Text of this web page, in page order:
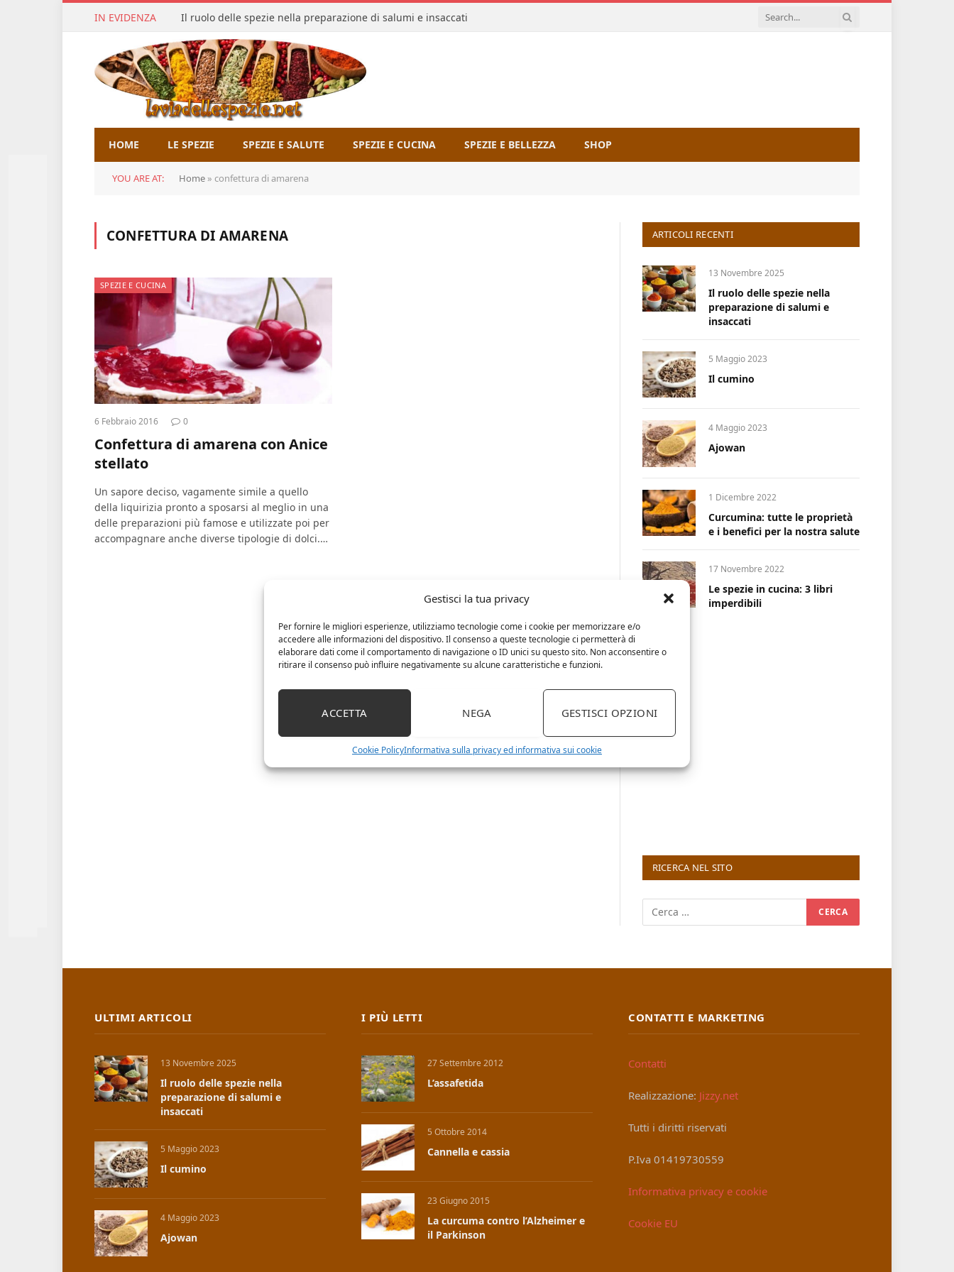
Gestisci la tua privacy
Per fornire le migliori esperienze, utilizziamo tecnologie come i cookie per memorizzare e/o
accedere alle informazioni del dispositivo. Il consenso a queste tecnologie ci permetterà di
elaborare dati come il comportamento di navigazione o ID unici su questo sito. Non acconsentire o
ritirare il consenso può influire negativamente su alcune caratteristiche e funzioni.
ACCETTA NEGA GESTISCI OPZIONI
Cookie PolicyInformativa sulla privacy ed informativa sui cookie
IN EVIDENZA Il ruolo delle spezie nella preparazione di salumi e insaccati
HOME LE SPEZIE SPEZIE E SALUTE SPEZIE E CUCINA SPEZIE E BELLEZZA SHOP
YOU ARE AT: Home » confettura di amarena
CONFETTURA DI AMARENA
SPEZIE E CUCINA
6 Febbraio 2016 0
Confettura di amarena con Anice
stellato
Un sapore deciso, vagamente simile a quello
della liquirizia pronto a sposarsi al meglio in una
delle preparazioni più famose e utilizzate poi per
accompagnare anche diverse tipologie di dolci.…
ARTICOLI RECENTI
13 Novembre 2025
Il ruolo delle spezie nella
preparazione di salumi e
insaccati
5 Maggio 2023
Il cumino
4 Maggio 2023
Ajowan
1 Dicembre 2022
Curcumina: tutte le proprietà
e i benefici per la nostra salute
17 Novembre 2022
Le spezie in cucina: 3 libri
imperdibili
RICERCA NEL SITO
ULTIMI ARTICOLI
13 Novembre 2025
Il ruolo delle spezie nella
preparazione di salumi e
insaccati
5 Maggio 2023
Il cumino
4 Maggio 2023
Ajowan
I PIÙ LETTI
27 Settembre 2012
L’assafetida
5 Ottobre 2014
Cannella e cassia
23 Giugno 2015
La curcuma contro l’Alzheimer e
il Parkinson
CONTATTI E MARKETING
Contatti
Realizzazione: Jizzy.net
Tutti i diritti riservati
P.Iva 01419730559
Informativa privacy e cookie
Cookie EU